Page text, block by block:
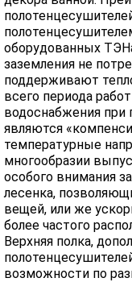
оборудованных
заземления не
поддерживают
всего периода
водоснабжения при
являются
температурные
многообразии
особого внимания
лесенка,
вещей, или же
более частого
Верхняя полка,
возможности по